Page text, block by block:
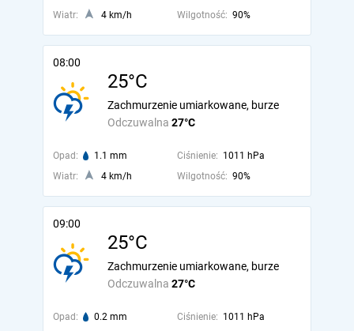
Wiatr: 4 km/h Wilgotność: 90%
08:00
25°C
Odczuwalna 27°C
Zachmurzenie umiarkowane, burze
Opad: 1.1 mm Ciśnienie: 1011 hPa
Wiatr:
4 km/h Wilgotność: 90%
09:00
25°C
Odczuwalna 27°C
Zachmurzenie umiarkowane, burze
Opad: 0.2 mm Ciśnienie: 1011 hPa